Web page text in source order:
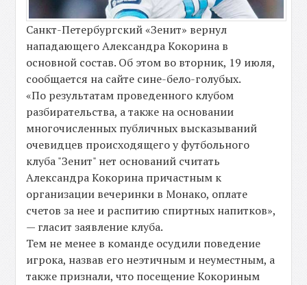
Санкт-Петербургский «Зенит» вернул
нападающего Александра Кокорина в
основной состав. Об этом во вторник, 19 июля,
сообщается на сайте сине-бело-голубых.
«По результатам проведенного клубом
разбирательства, а также на основании
многочисленных публичных высказываний
очевидцев происходящего у футбольного
клуба "Зенит" нет оснований считать
Александра Кокорина причастным к
организации вечеринки в Монако, оплате
счетов за нее и распитию спиртных напитков»,
— гласит заявление клуба.
Тем не менее в команде осудили поведение
игрока, назвав его неэтичным и неуместным, а
также признали, что посещение Кокориным